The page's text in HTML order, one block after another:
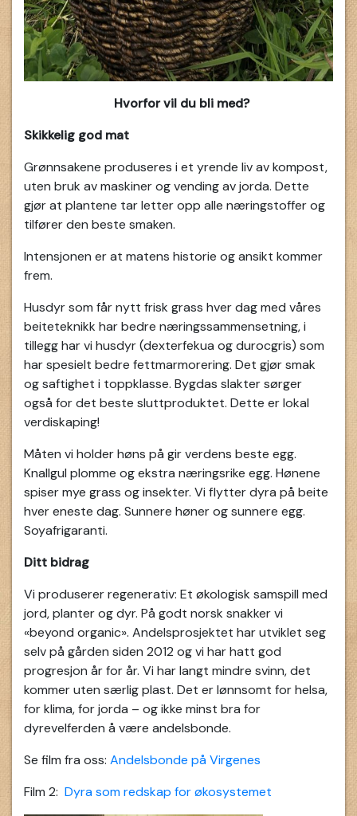
Hvorfor vil du bli med?
Skikkelig god mat
Grønnsakene produseres i et yrende liv av kompost,
uten bruk av maskiner og vending av jorda. Dette
gjør at plantene tar letter opp alle næringstoffer og
tilfører den beste smaken.
Intensjonen er at matens historie og ansikt kommer
frem.
Husdyr som får nytt frisk grass hver dag med våres
beiteteknikk har bedre næringssammensetning, i
tillegg har vi husdyr (dexterfekua og durocgris) som
har spesielt bedre fettmarmorering. Det gjør smak
og saftighet i toppklasse. Bygdas slakter sørger
også for det beste sluttproduktet. Dette er lokal
verdiskaping!
Måten vi holder høns på gir verdens beste egg.
Knallgul plomme og ekstra næringsrike egg. Hønene
spiser mye grass og insekter. Vi flytter dyra på beite
hver eneste dag. Sunnere høner og sunnere egg.
Soyafrigaranti.
Ditt bidrag
Vi produserer regenerativ: Et økologisk samspill med
jord, planter og dyr. På godt norsk snakker vi
«beyond organic». Andelsprosjektet har utviklet seg
selv på gården siden 2012 og vi har hatt god
progresjon år for år. Vi har langt mindre svinn, det
kommer uten særlig plast. Det er lønnsomt for helsa,
for klima, for jorda – og ikke minst bra for
dyrevelferden å være andelsbonde.
Se film fra oss: Andelsbonde på Virgenes
Film 2: Dyra som redskap for økosystemet